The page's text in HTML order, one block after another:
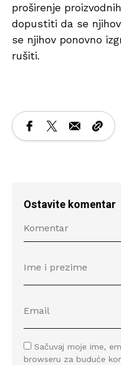
proširenje
dopustiti da se
se njihov ponovno
rušiti.
Ostavite komentar
Sačuvaj moje ime,
browseru za buduće